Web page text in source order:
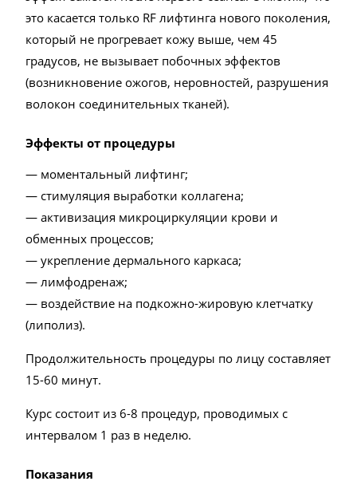
это касается только RF лифтинга нового поколения,
который не прогревает кожу выше, чем 45
градусов, не вызывает побочных эффектов
(возникновение ожогов, неровностей, разрушения
волокон соединительных тканей).
Эффекты от процедуры
— моментальный лифтинг;
— стимуляция выработки коллагена;
— активизация микроциркуляции крови и
обменных процессов;
— укрепление дермального каркаса;
— лимфодренаж;
— воздействие на подкожно-жировую клетчатку
(липолиз).
Продолжительность процедуры по лицу составляет
15-60 минут.
Курс состоит из 6-8 процедур, проводимых с
интервалом 1 раз в неделю.
Показания